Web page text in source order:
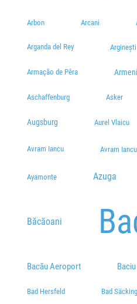
Statie Calea Buziasului
Benzinaria Aral (Dorobantilor)
Calea Dorobantilor nr.61 (intrare
Calea Lugojului 18A, Ghiroda 307200,
Statie Calea Sagului (Casa
Statie Calea Lipovei
Arbon Arcani
Arganda del Rey Arginești
Armação de Pêra
Aschaffenburg Asker
Augsburg Aurel Vlaicu
Avram Iancu Avram Iancu
Ayamonte Azuga
Băcăoani
Bacău Aeroport
Bad Hersfeld Bad